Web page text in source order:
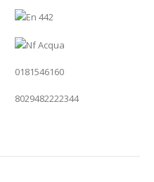
0181546160
8029482222344